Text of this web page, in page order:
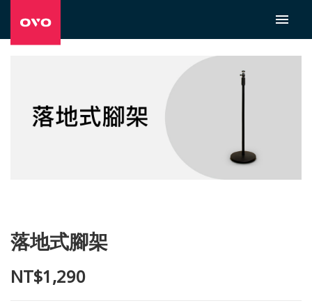
落地式腳架
NT$1,290